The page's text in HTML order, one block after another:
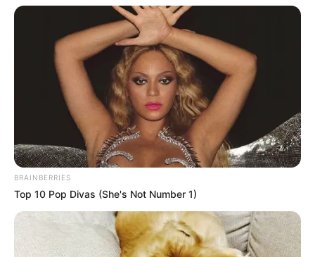
Győrfi Pál válása, majd több mint tíz év szingliség
BRAINBERRIES
Top 10 Pop Divas (She's Not Number 1)